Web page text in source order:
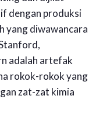
dengan produksi
yang diwawancara
adalah artefak
rokok-rokok yang
zat-zat kimia